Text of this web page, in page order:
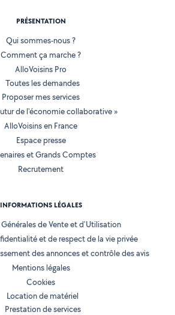
PRÉSENTATION
Qui sommes-nous ?
Comment ça marche ?
AlloVoisins Pro
Toutes les demandes
Proposer mes services
de l'économie collaborative »
AlloVoisins en France
Espace presse
et Grands Comptes
Recrutement
INFORMATIONS LÉGALES
de Vente et d'Utilisation
et de respect de la vie privée
des annonces et contrôle des avis
Mentions légales
Cookies
Location de matériel
Prestation de services